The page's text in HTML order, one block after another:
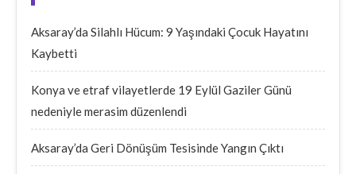
Aksaray’da Silahlı Hücum: 9 Yaşındaki Çocuk Hayatını
Kaybetti
Konya ve etraf vilayetlerde 19 Eylül Gaziler Günü
nedeniyle merasim düzenlendi
Aksaray’da Geri Dönüşüm Tesisinde Yangın Çıktı